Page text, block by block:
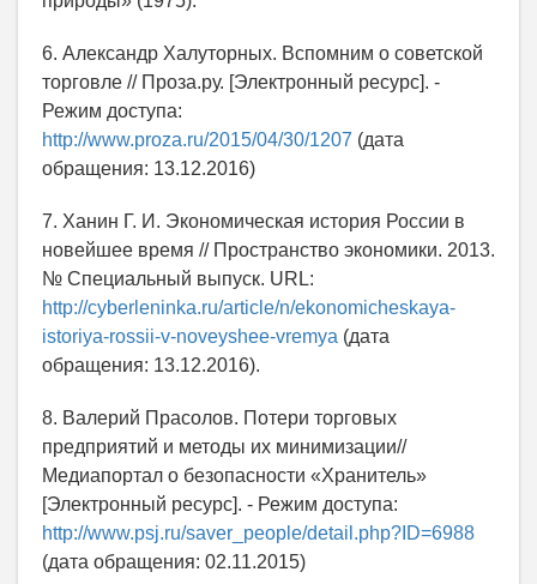
6. Александр Халуторных. Вспомним о советской
торговле // Проза.ру. [Электронный ресурс]. -
Режим доступа:
http://www.proza.ru/2015/04/30/1207 (дата
обращения: 13.12.2016)
7. Ханин Г. И. Экономическая история России в
новейшее время // Пространство экономики. 2013.
№ Специальный выпуск. URL:
http://cyberleninka.ru/article/n/ekonomicheskaya-
istoriya-rossii-v-noveyshee-vremya (дата
обращения: 13.12.2016).
8. Валерий Прасолов. Потери торговых
предприятий и методы их минимизации//
Медиапортал о безопасности «Хранитель»
[Электронный ресурс]. - Режим доступа:
http://www.psj.ru/saver_people/detail.php?ID=6988
(дата обращения: 02.11.2015)